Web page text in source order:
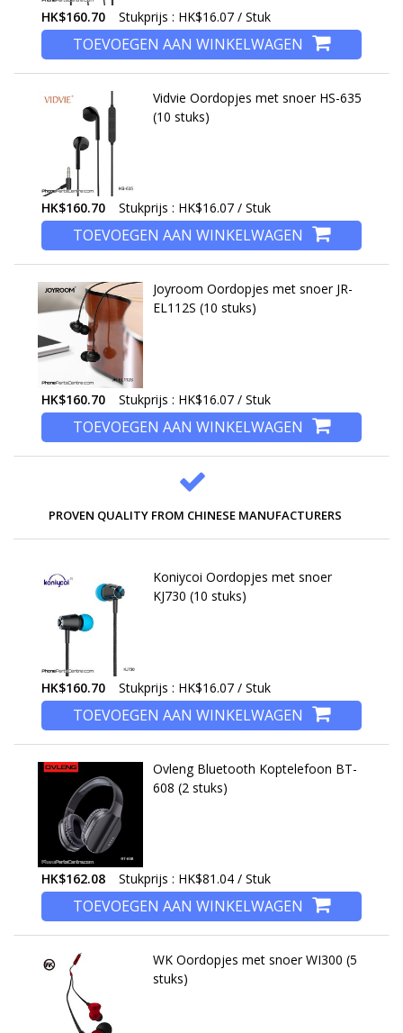
HK$160.70 Stukprijs : HK$16.07 / Stuk
TOEVOEGEN AAN WINKELWAGEN
Vidvie Oordopjes met snoer HS-635
(10 stuks)
HK$160.70 Stukprijs : HK$16.07 / Stuk
TOEVOEGEN AAN WINKELWAGEN
Joyroom Oordopjes met snoer JR-
EL112S (10 stuks)
HK$160.70 Stukprijs : HK$16.07 / Stuk
TOEVOEGEN AAN WINKELWAGEN
PROVEN QUALITY FROM CHINESE MANUFACTURERS
Koniycoi Oordopjes met snoer
KJ730 (10 stuks)
HK$160.70 Stukprijs : HK$16.07 / Stuk
TOEVOEGEN AAN WINKELWAGEN
Ovleng Bluetooth Koptelefoon BT-
608 (2 stuks)
HK$162.08 Stukprijs : HK$81.04 / Stuk
TOEVOEGEN AAN WINKELWAGEN
WK Oordopjes met snoer WI300 (5
stuks)